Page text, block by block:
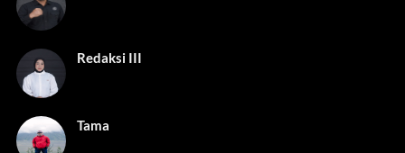
Redaksi III
Tama